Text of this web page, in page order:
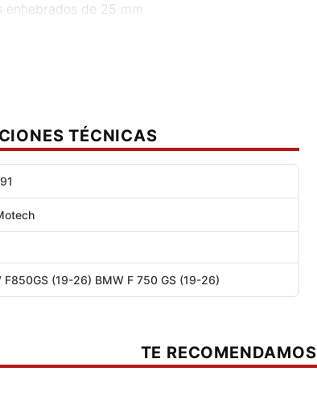
enhebrados de 25 mm
originales con elementos de montaje
a través de recubrimiento de polvo
por separado
TÉCNICAS
F850GS (19-26) BMW F 750 GS (19-26)
TE RECOMENDAMOS